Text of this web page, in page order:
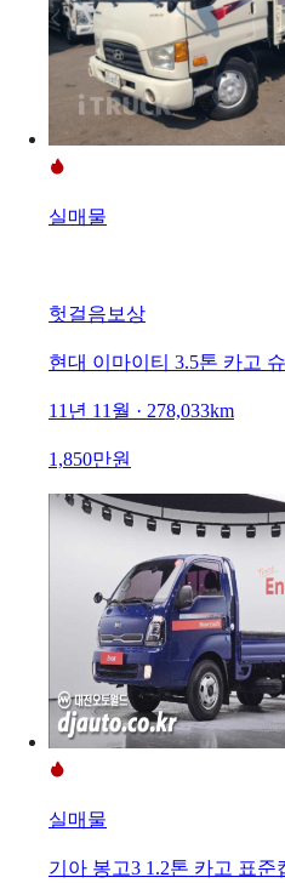
실매물
헛걸음보상
현대 이마이티 3.5톤 카고
11년 11월 · 278,033km
1,850만원
실매물
기아 봉고3 1.2톤 카고 표준